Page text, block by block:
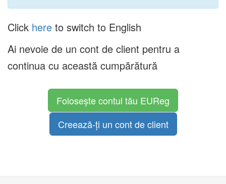
Click here to switch to English
Ai nevoie de un cont de client pentru a
continua cu această cumpărătură
Folosește contul tău EUReg
Creează-ți un cont de client